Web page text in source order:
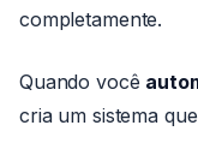
completamente.
Quando você
cria um sistema